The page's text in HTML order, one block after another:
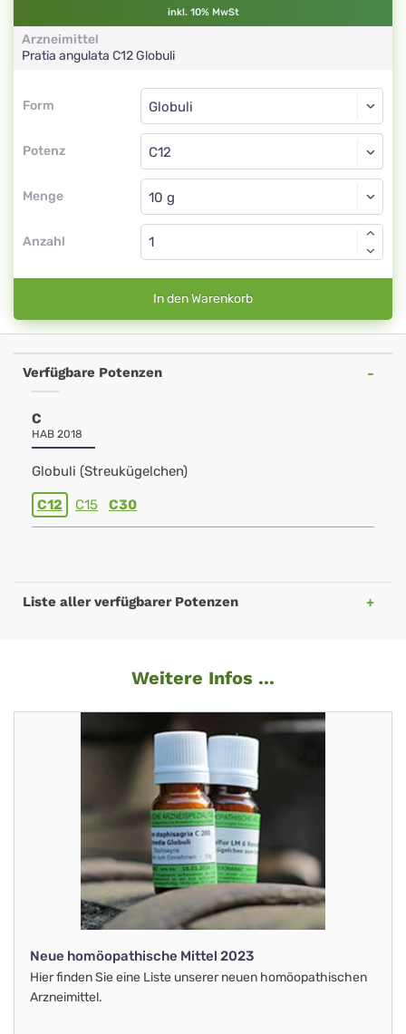
inkl. 10% MwSt
Arzneimittel
Pratia angulata C12Globuli
Form
Form
Potenz
Globuli
C12
Menge
Globuli
Anzahl
In den Warenkorb
Verfügbare Potenzen
C
HAB 2018
Globuli (Streukügelchen)
C12 C15 C30
Liste aller verfügbarer Potenzen
Weitere Infos ...
Neue homöopathische Mittel 2023
Hier finden Sie eine Liste unserer neuen homöopathischen
Arzneimittel.